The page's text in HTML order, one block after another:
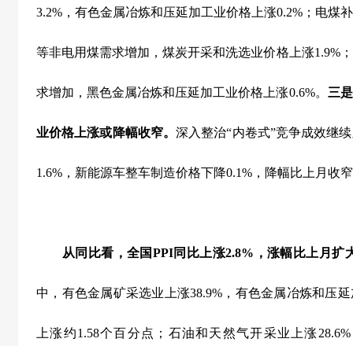
3.2% ，有色金属冶炼和压延加工业价格上涨0.2% ；电煤
等非电用煤需求增加，煤炭开采和洗选业价格上涨1.9%
求增加，黑色金属冶炼和压延加工业价格上涨0.6%。 三
业价格上涨或降幅收窄。深入整治“内卷式”竞争成效继
1.6% ，新能源车整车制造价格下降0.1% ，降幅比上月收窄
从同比看，全国PPI同比上涨2.8% ，涨幅比上月扩
中，有色金属矿采选业上涨38.9% ，有色金属冶炼和压
上涨约1.58个百分点；石油和天然气开采业上涨28.6%